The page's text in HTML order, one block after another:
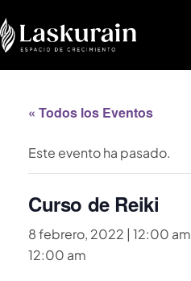
« Todos los Eventos
Este evento ha pasado.
Curso de Reiki
8 febrero, 2022 | 12:00 am
12:00 am